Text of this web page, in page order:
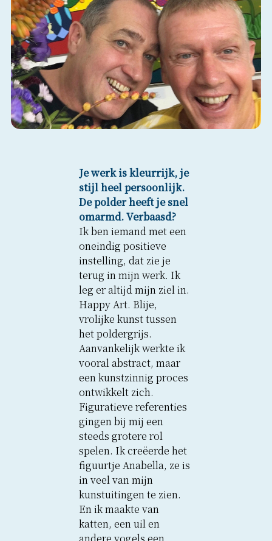
Je werk is kleurrijk, je
stijl heel persoonlijk.
De polder heeft je snel
omarmd. Verbaasd?
Ik ben iemand met een
oneindig positieve
instelling, dat zie je
terug in mijn werk. Ik
leg er altijd mijn ziel in.
Happy Art. Blije,
vrolijke kunst tussen
het poldergrijs.
Aanvankelijk werkte ik
vooral abstract, maar
een kunstzinnig proces
ontwikkelt zich.
Figuratieve referenties
gingen bij mij een
steeds grotere rol
spelen. Ik creëerde het
figuurtje Anabella, ze is
in veel van mijn
kunstuitingen te zien.
En ik maakte van
katten, een uil en